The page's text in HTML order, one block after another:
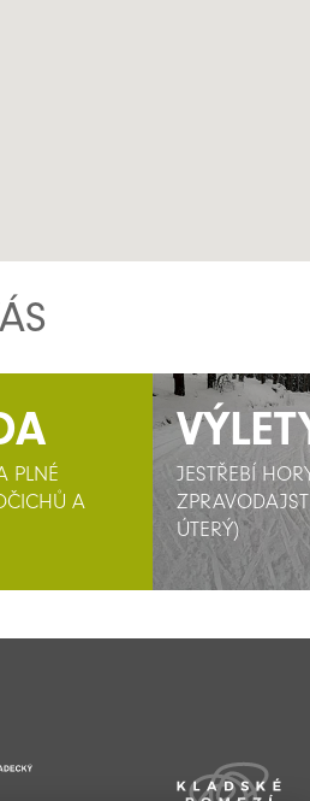
PLNÉ
A
JESTŘEBÍ
ÚTERÝ)
JESTŘEBÍ
ÚTERÝ)